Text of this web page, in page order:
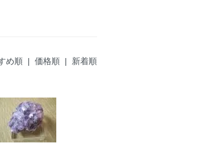
め順 | 価格順 | 新着順